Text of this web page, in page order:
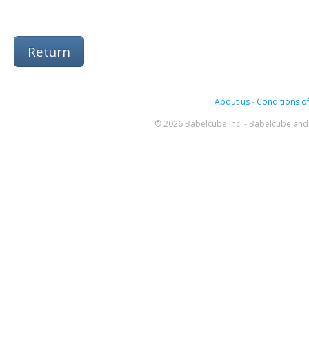
Return
About us- Conditions
© 2026 Babelcube Inc. - Babelcube